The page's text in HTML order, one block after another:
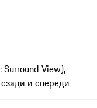
Surround View),
и спереди